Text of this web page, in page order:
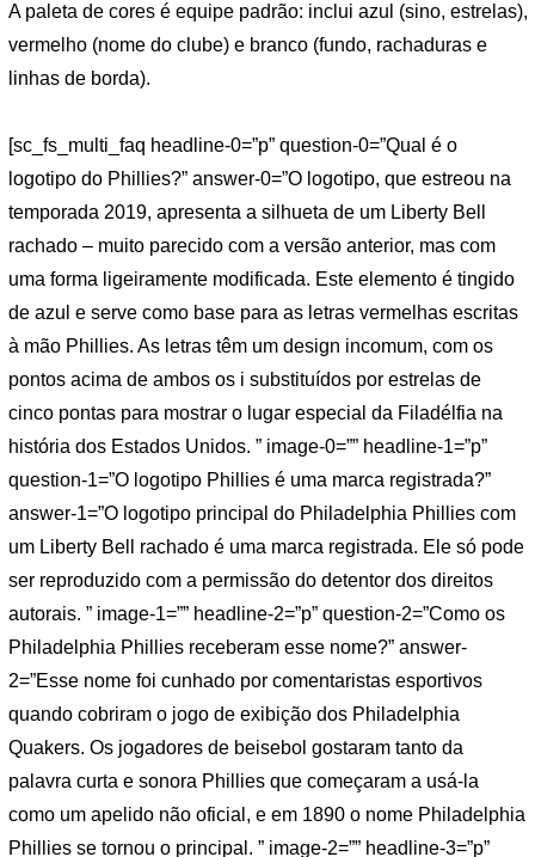
A paleta de cores é equipe padrão: inclui azul (sino, estrelas),
vermelho (nome do clube) e branco (fundo, rachaduras e
linhas de borda).
[sc_fs_multi_faq headline-0=”p” question-0=”Qual é o
logotipo do Phillies?” answer-0=”O logotipo, que estreou na
temporada 2019, apresenta a silhueta de um Liberty Bell
rachado – muito parecido com a versão anterior, mas com
uma forma ligeiramente modificada. Este elemento é tingido
de azul e serve como base para as letras vermelhas escritas
à mão Phillies. As letras têm um design incomum, com os
pontos acima de ambos os i substituídos por estrelas de
cinco pontas para mostrar o lugar especial da Filadélfia na
história dos Estados Unidos. ” image-0=”” headline-1=”p”
question-1=”O logotipo Phillies é uma marca registrada?”
answer-1=”O logotipo principal do Philadelphia Phillies com
um Liberty Bell rachado é uma marca registrada. Ele só pode
ser reproduzido com a permissão do detentor dos direitos
autorais. ” image-1=”” headline-2=”p” question-2=”Como os
Philadelphia Phillies receberam esse nome?” answer-
2=”Esse nome foi cunhado por comentaristas esportivos
quando cobriram o jogo de exibição dos Philadelphia
Quakers. Os jogadores de beisebol gostaram tanto da
palavra curta e sonora Phillies que começaram a usá-la
como um apelido não oficial, e em 1890 o nome Philadelphia
Phillies se tornou o principal. ” image-2=”” headline-3=”p”